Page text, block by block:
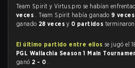
Team Spirit y Virtus.pro se habían
veces . Team Spirit había ganado 9 veces
ganado 28 vecesy 0 partidos
El último partido entre ellos se jugó el
PGL Wallachia Season 1 Main
ganó 2 - 0 .